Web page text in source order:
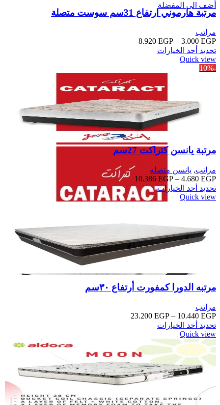
أضف الى المفضلة
مرتبة هارموني ارتفاع 31سم سوست متصلة
مراتب
3.000 EGP
–
8.920 EGP
تحديد أحد الخيارات
Quick view
-10%
أضف الى المفضلة
مرتبة يانسن كتراكت 27سم
مراتب, يانسن متصله
4.680 EGP
–
10.386 EGP
تحديد أحد الخيارات
Quick view
مرتبه الدورا كمفورت أرتفاع ٣٠سم
مراتب
10.440 EGP
–
23.200 EGP
تحديد أحد الخيارات
Quick view